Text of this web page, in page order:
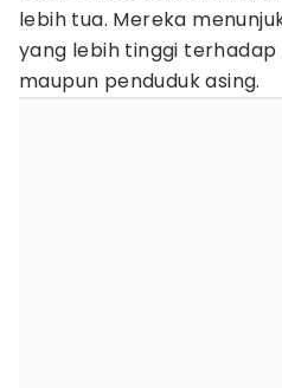
lebih tua. Mereka
yang lebih tinggi
maupun penduduk asing.